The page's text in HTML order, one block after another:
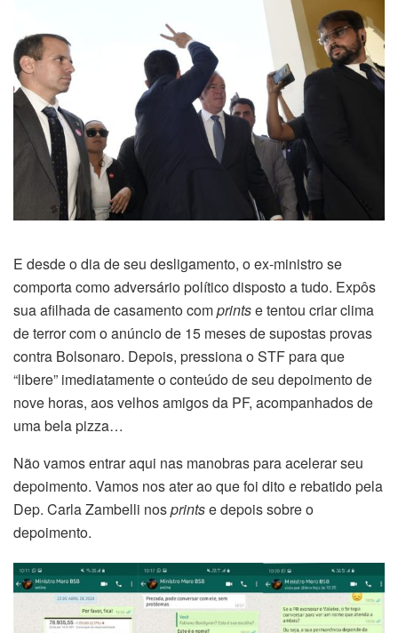
E desde o dia de seu desligamento, o ex-ministro se
comporta como adversário político disposto a tudo. Expôs
sua afilhada de casamento comprintse tentou criar clima
de terror com o anúncio de 15 meses de supostas provas
contra Bolsonaro. Depois, pressiona o STF para que
“libere” imediatamente o conteúdo de seu depoimento de
nove horas, aos velhos amigos da PF, acompanhados de
uma bela pizza…
Não vamos entrar aqui nas manobras para acelerar seu
depoimento. Vamos nos ater ao que foi dito e rebatido pela
Dep. Carla Zambelli nosprintse depois sobre o
depoimento.